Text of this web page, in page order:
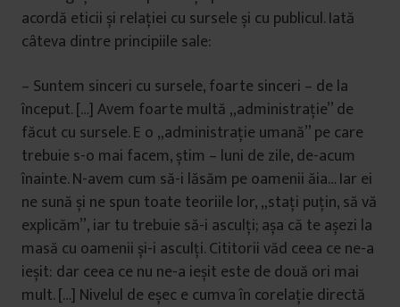
acordă eticii și relației cu sursele și cu publicul. Iată
câteva dintre principiile sale:
– Suntem sinceri cu sursele, foarte sinceri – de la
început. […] Avem foarte multă „administrație” de
făcut cu sursele. E o „administrație umană” pe care
trebuie s-o mai facem, știm – luni de zile, de-acum
înainte. N-avem cum să-i lăsăm pe oamenii ăia… Iar ei
ne sună și ne spun toate teoriile lor, „stați puțin, să vă
explicăm”, iar tu trebuie să-i asculți; așa că te așezi la
masă cu oamenii și-i asculți. Cititorii văd ceea ce ne-a
ieșit: dar ceea ce nu ne-a ieșit este de două ori mai
mult. […] Nivelul de eșec e cumva în corelație directă